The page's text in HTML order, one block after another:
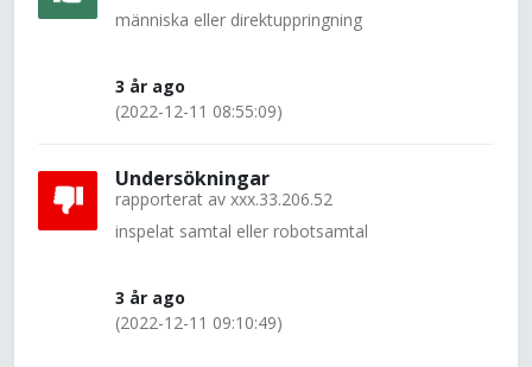
människa eller direktuppringning
3 år ago
(2022-12-11 08:55:09)
Undersökningar
rapporterat av xxx.33.206.52
inspelat samtal eller robotsamtal
3 år ago
(2022-12-11 09:10:49)